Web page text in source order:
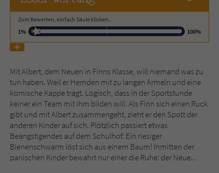
Zum Bewerten, einfach Säule klicken.
1%
100%
Mit Albert, dem Neuen in Finns Klasse, will niemand was zu
tun haben. Weil er Hemden mit zu langen Ärmeln und eine
komische Kappe trägt. Logisch, dass in der Sportstunde
keiner ein Team mit ihm bilden will. Als Finn sich einen Ruck
gibt und mit Albert zusammengeht, zieht er den Spott der
anderen Kinder auf sich. Plötzlich passiert etwas
Beängstigendes auf dem Schulhof: Ein riesiger
Bienenschwarm löst sich aus einem Baum! Inmitten der
panischen Kinder bewahrt nur einer die Ruhe: der Neue...
Name tx_pwcomments_ahash
Anbieter
Laufzeit
Zweck Cookie für Kommentare einzelner Buchtitel
Name fe_typo_user
Anbieter Literatur-Couch Medien GmbH & Co. KG